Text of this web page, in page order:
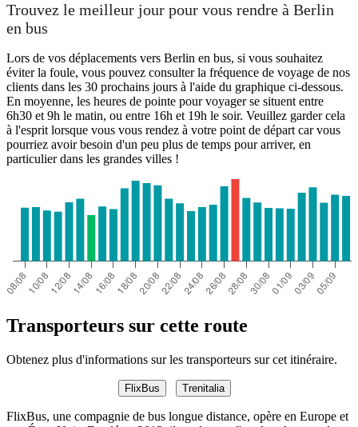
Trouvez le meilleur jour pour vous rendre à Berlin
en bus
Lors de vos déplacements vers Berlin en bus, si vous souhaitez
éviter la foule, vous pouvez consulter la fréquence de voyage de nos
clients dans les 30 prochains jours à l'aide du graphique ci-dessous.
En moyenne, les heures de pointe pour voyager se situent entre
6h30 et 9h le matin, ou entre 16h et 19h le soir. Veuillez garder cela
à l'esprit lorsque vous vous rendez à votre point de départ car vous
pourriez avoir besoin d'un peu plus de temps pour arriver, en
particulier dans les grandes villes !
Transporteurs sur cette route
Obtenez plus d'informations sur les transporteurs sur cet itinéraire.
FlixBus Trenitalia
FlixBus, une compagnie de bus longue distance, opère en Europe et